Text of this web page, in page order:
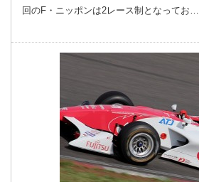
回のF・ニッポンは2レース制となってお…